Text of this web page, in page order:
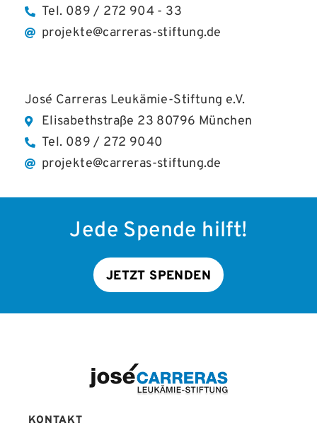
Tel. 089 / 272 904 - 33
projekte@carreras-stiftung.de
José Carreras Leukämie-Stiftung e.V.
Elisabethstraße 23 80796 München
Tel. 089 / 272 9040
projekte@carreras-stiftung.de
Jede Spende hilft!
JETZT SPENDEN
KONTAKT